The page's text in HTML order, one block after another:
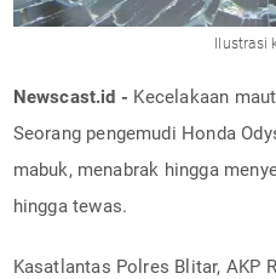
Ilustrasi
Newscast.id - Kecelakaan
Seorang pengemudi Honda
mabuk, menabrak hingga
hingga tewas.
Kasatlantas Polres Blitar, AKP